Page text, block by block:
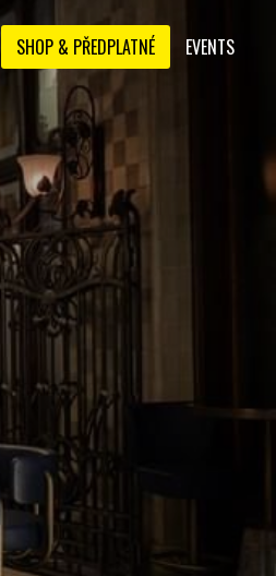
SHOP & PŘEDPLATNÉ EVENTS